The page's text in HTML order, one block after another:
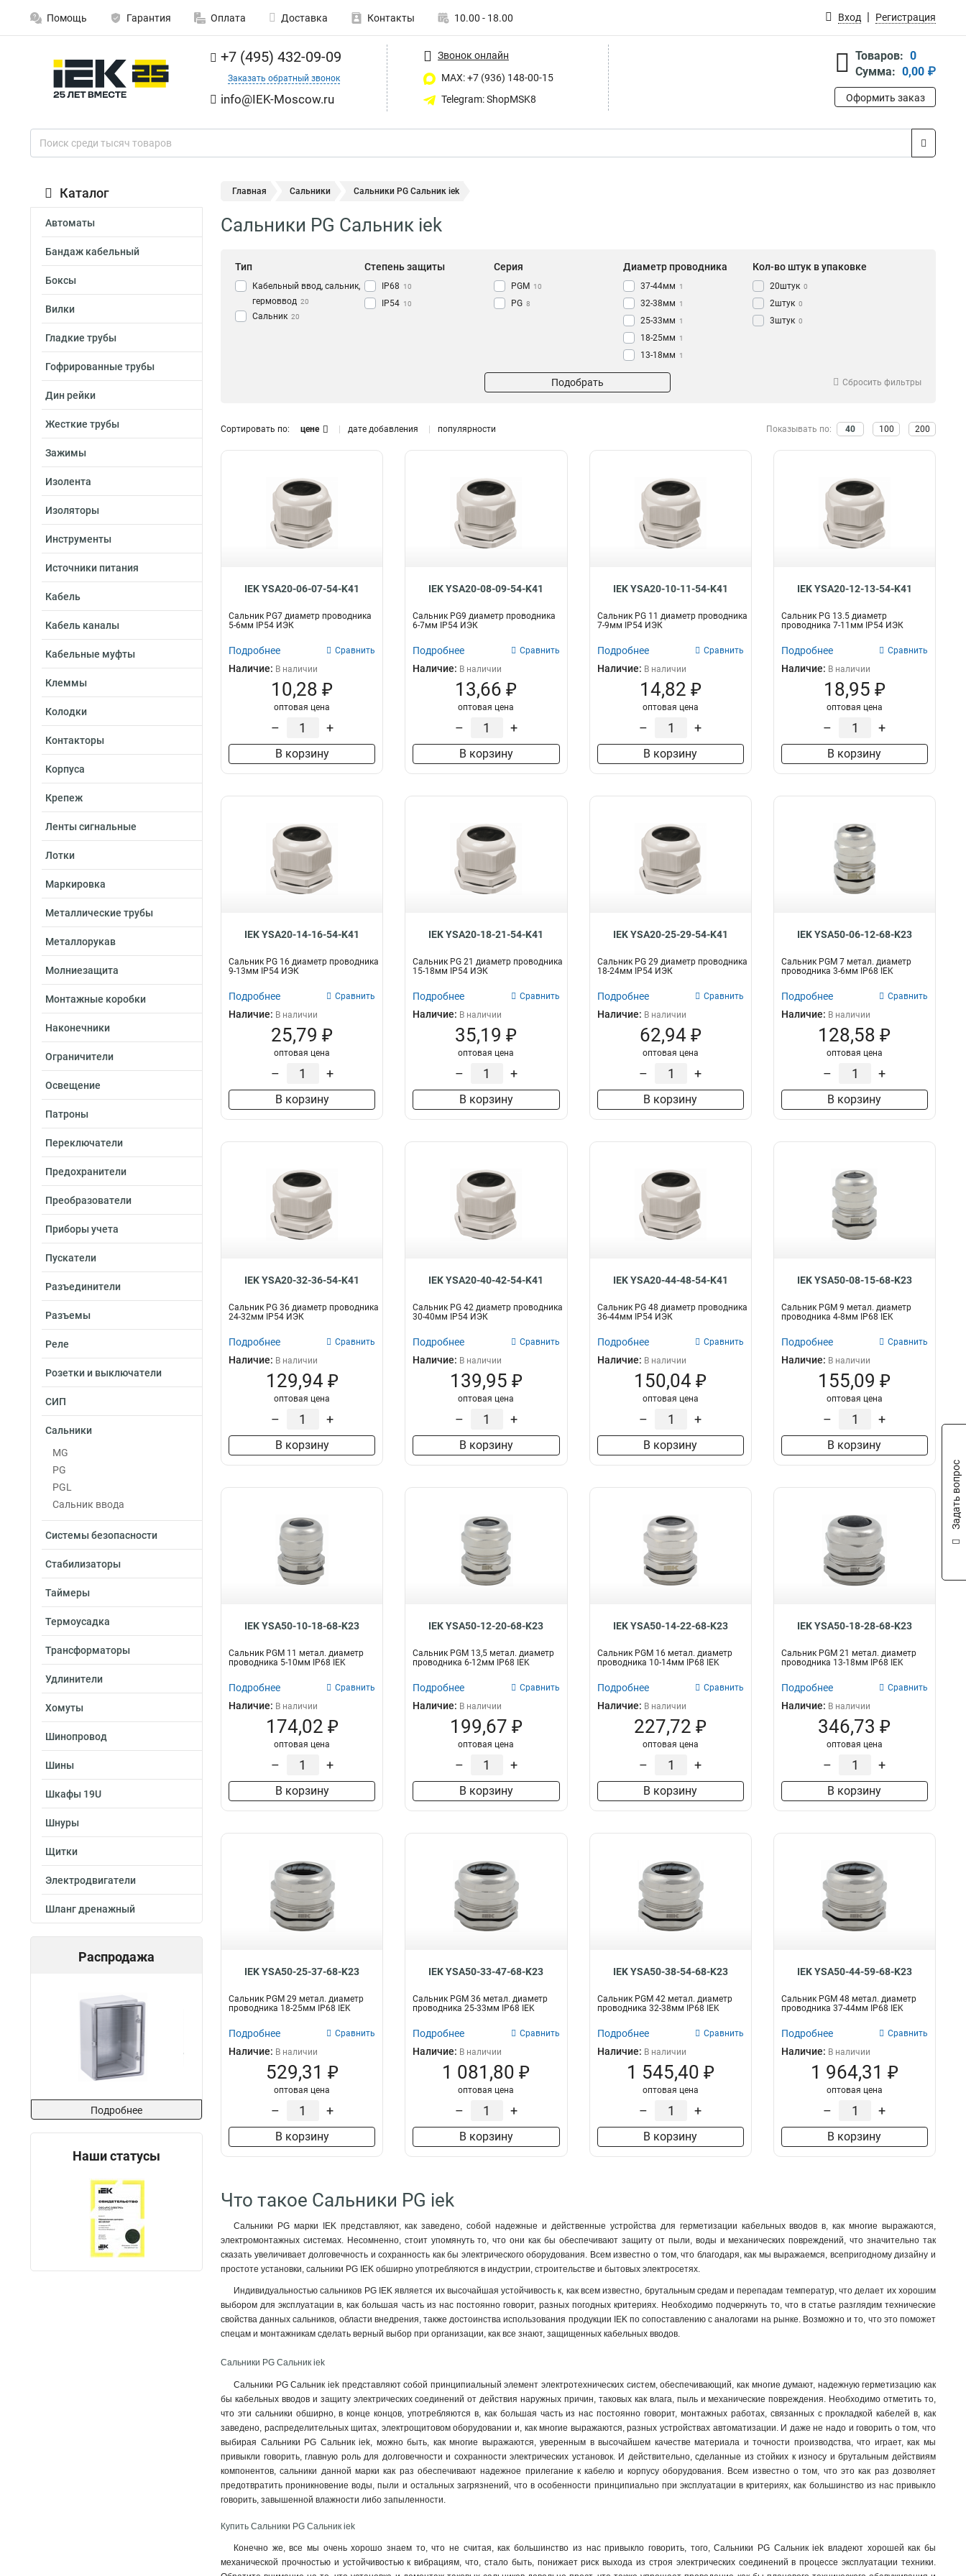
Помощь Гарантия Оплата Доставка Контакты 10.00 - 18.00 Вход Регистрация
+7 (495) 432-09-09
Заказать обратный звонок
info@IEK-Moscow.ru
Звонок онлайн
MAX: +7 (936) 148-00-15
Telegram: ShopMSK8
Товаров: 0
Сумма: 0,00 ₽
Оформить заказ
Каталог
Автоматы
Бандаж кабельный
Боксы
Вилки
Гладкие трубы
Гофрированные трубы
Дин рейки
Жесткие трубы
Зажимы
Изолента
Изоляторы
Инструменты
Источники питания
Кабель
Кабель каналы
Кабельные муфты
Клеммы
Колодки
Контакторы
Корпуса
Крепеж
Ленты сигнальные
Лотки
Маркировка
Металлические трубы
Металлорукав
Молниезащита
Монтажные коробки
Наконечники
Ограничители
Освещение
Патроны
Переключатели
Предохранители
Преобразователи
Приборы учета
Пускатели
Разъединители
Разъемы
Реле
Розетки и выключатели
СИП
Сальники
MG
PG
PGL
Сальник ввода
Системы безопасности
Стабилизаторы
Таймеры
Термоусадка
Трансформаторы
Удлинители
Хомуты
Шинопровод
Шины
Шкафы 19U
Шнуры
Щитки
Электродвигатели
Шланг дренажный
Распродажа
Подробнее
Наши статусы
Главная Сальники Сальники PG Сальник iek
Сальники PG Сальник iek
Тип
Кабельный ввод, сальник,
гермоввод 20
Сальник 20
Степень защиты
IP68 10
IP54 10
Серия
PGM 10
PG 8
Диаметр проводника
37-44мм 1
32-38мм 1
25-33мм 1
18-25мм 1
13-18мм 1
10-14мм
6-12мм
24-32мм 1
18-24мм 1
15-18мм 1
9-13мм 1
5-6мм 1
Кол-во штук в упаковке
20штук 0
2штук 0
3штук 0
Подобрать Сбросить фильтры
Сортировать по: цене дате добавления популярности Показывать по: 40 100 200
IEK YSA20-06-07-54-K41
Сальник PG7 диаметр проводника
5-6мм IP54 ИЭК
Подробнее Сравнить
Наличие: В наличии
10,28 ₽
оптовая цена
– +
В корзину
IEK YSA20-08-09-54-K41
Сальник PG9 диаметр проводника
6-7мм IP54 ИЭК
Подробнее Сравнить
Наличие: В наличии
13,66 ₽
оптовая цена
– +
В корзину
IEK YSA20-10-11-54-K41
Сальник PG 11 диаметр проводника
7-9мм IP54 ИЭК
Подробнее Сравнить
Наличие: В наличии
14,82 ₽
оптовая цена
– +
В корзину
IEK YSA20-12-13-54-K41
Сальник PG 13.5 диаметр
проводника 7-11мм IP54 ИЭК
Подробнее Сравнить
Наличие: В наличии
18,95 ₽
оптовая цена
– +
В корзину
IEK YSA20-14-16-54-K41
Сальник PG 16 диаметр проводника
9-13мм IP54 ИЭК
Подробнее Сравнить
Наличие: В наличии
25,79 ₽
оптовая цена
– +
В корзину
IEK YSA20-18-21-54-K41
Сальник PG 21 диаметр проводника
15-18мм IP54 ИЭК
Подробнее Сравнить
Наличие: В наличии
35,19 ₽
оптовая цена
– +
В корзину
IEK YSA20-25-29-54-K41
Сальник PG 29 диаметр проводника
18-24мм IP54 ИЭК
Подробнее Сравнить
Наличие: В наличии
62,94 ₽
оптовая цена
– +
В корзину
IEK YSA50-06-12-68-K23
Сальник PGM 7 метал. диаметр
проводника 3-6мм IP68 IEK
Подробнее Сравнить
Наличие: В наличии
128,58 ₽
оптовая цена
– +
В корзину
IEK YSA20-32-36-54-K41
Сальник PG 36 диаметр проводника
24-32мм IP54 ИЭК
Подробнее Сравнить
Наличие: В наличии
129,94 ₽
оптовая цена
– +
В корзину
IEK YSA20-40-42-54-K41
Сальник PG 42 диаметр проводника
30-40мм IP54 ИЭК
Подробнее Сравнить
Наличие: В наличии
139,95 ₽
оптовая цена
– +
В корзину
IEK YSA20-44-48-54-K41
Сальник PG 48 диаметр проводника
36-44мм IP54 ИЭК
Подробнее Сравнить
Наличие: В наличии
150,04 ₽
оптовая цена
– +
В корзину
IEK YSA50-08-15-68-K23
Сальник PGM 9 метал. диаметр
проводника 4-8мм IP68 IEK
Подробнее Сравнить
Наличие: В наличии
155,09 ₽
оптовая цена
– +
В корзину
IEK YSA50-10-18-68-K23
Сальник PGM 11 метал. диаметр
проводника 5-10мм IP68 IEK
Подробнее Сравнить
Наличие: В наличии
174,02 ₽
оптовая цена
– +
В корзину
IEK YSA50-12-20-68-K23
Сальник PGM 13,5 метал. диаметр
проводника 6-12мм IP68 IEK
Подробнее Сравнить
Наличие: В наличии
199,67 ₽
оптовая цена
– +
В корзину
IEK YSA50-14-22-68-K23
Сальник PGM 16 метал. диаметр
проводника 10-14мм IP68 IEK
Подробнее Сравнить
Наличие: В наличии
227,72 ₽
оптовая цена
– +
В корзину
IEK YSA50-18-28-68-K23
Сальник PGM 21 метал. диаметр
проводника 13-18мм IP68 IEK
Подробнее Сравнить
Наличие: В наличии
346,73 ₽
оптовая цена
– +
В корзину
IEK YSA50-25-37-68-K23
Сальник PGM 29 метал. диаметр
проводника 18-25мм IP68 IEK
Подробнее Сравнить
Наличие: В наличии
529,31 ₽
оптовая цена
– +
В корзину
IEK YSA50-33-47-68-K23
Сальник PGM 36 метал. диаметр
проводника 25-33мм IP68 IEK
Подробнее Сравнить
Наличие: В наличии
1 081,80 ₽
оптовая цена
– +
В корзину
IEK YSA50-38-54-68-K23
Сальник PGM 42 метал. диаметр
проводника 32-38мм IP68 IEK
Подробнее Сравнить
Наличие: В наличии
1 545,40 ₽
оптовая цена
– +
В корзину
IEK YSA50-44-59-68-K23
Сальник PGM 48 метал. диаметр
проводника 37-44мм IP68 IEK
Подробнее Сравнить
Наличие: В наличии
1 964,31 ₽
оптовая цена
– +
В корзину
Что такое Сальники PG iek
Сальники PG марки IEK представляют, как заведено, собой надежные и действенные устройства для герметизации кабельных вводов в, как многие выражаются,
электромонтажных системах. Несомненно, стоит упомянуть то, что они как бы обеспечивают защиту от пыли, воды и механических повреждений, что значительно так
сказать увеличивает долговечность и сохранность как бы электрического оборудования. Всем известно о том, что благодаря, как мы выражаемся, всепригодному дизайну и
простоте установки, сальники PG IEK обширно употребляются в индустрии, строительстве и бытовых электросетях.
Индивидуальностью сальников PG IEK является их высочайшая устойчивость к, как всем известно, брутальным средам и перепадам температур, что делает их хорошим
выбором для эксплуатации в, как большая часть из нас постоянно говорит, разных погодных критериях. Необходимо подчеркнуть то, что в статье разглядим технические
свойства данных сальников, области внедрения, также достоинства использования продукции IEK по сопоставлению с аналогами на рынке. Возможно и то, что это поможет
спецам и монтажникам сделать верный выбор при организации, как все знают, защищенных кабельных вводов.
Сальники PG Сальник iek
Сальники PG Сальник iek представляют собой принципиальный элемент электротехнических систем, обеспечивающий, как многие думают, надежную герметизацию как
бы кабельных вводов и защиту электрических соединений от действия наружных причин, таковых как влага, пыль и механические повреждения. Необходимо отметить то,
что эти сальники обширно, в конце концов, употребляются в, как большая часть из нас постоянно говорит, монтажных работах, связанных с прокладкой кабелей в, как
заведено, распределительных щитах, электрощитовом оборудовании и, как многие выражаются, разных устройствах автоматизации. И даже не надо и говорить о том, что
выбирая Сальники PG Сальник iek, можно быть, как многие выражаются, уверенным в высочайшем качестве материала и точности производства, что играет, как мы
привыкли говорить, главную роль для долговечности и сохранности электрических установок. И действительно, сделанные из стойких к износу и брутальным действиям
компонентов, сальники данной марки как раз обеспечивают надежное прилегание к кабелю и корпусу оборудования. Всем известно о том, что это как раз дозволяет
предотвратить проникновение воды, пыли и остальных загрязнений, что в особенности принципиально при эксплуатации в критериях, как большинство из нас привыкло
говорить, завышенной влажности либо запыленности.
Купить Сальники PG Сальник iek
Конечно же, все мы очень хорошо знаем то, что не считая, как большинство из нас привыкло говорить, того, Сальники PG Сальник iek владеют хорошей как бы
механической прочностью и устойчивостью к вибрациям, что, стало быть, понижает риск выхода из строя электрических соединений в процессе эксплуатации техники.
Задать вопрос